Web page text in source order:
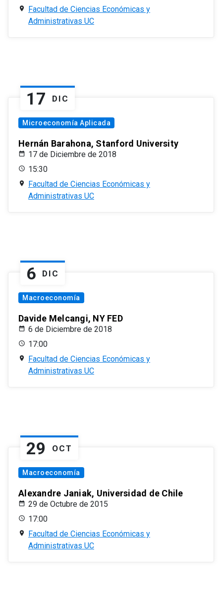
Facultad de Ciencias Económicas y
Administrativas UC
17 DIC
Microeconomía Aplicada
Hernán Barahona, Stanford University
17 de Diciembre de 2018
15:30
Facultad de Ciencias Económicas y
Administrativas UC
6 DIC
Macroeconomía
Davide Melcangi, NY FED
6 de Diciembre de 2018
17:00
Facultad de Ciencias Económicas y
Administrativas UC
29 OCT
Macroeconomía
Alexandre Janiak, Universidad de Chile
29 de Octubre de 2015
17:00
Facultad de Ciencias Económicas y
Administrativas UC